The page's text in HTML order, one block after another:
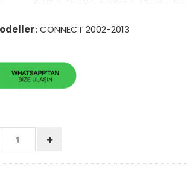
: CONNECT 2002-2013